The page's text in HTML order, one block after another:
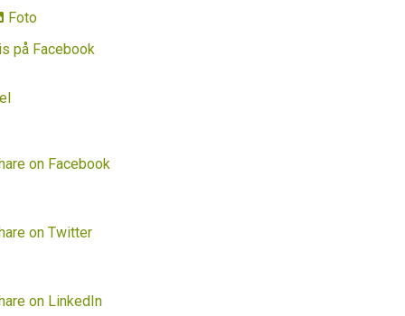
Foto
på Facebook
on Facebook
on Twitter
on LinkedIn